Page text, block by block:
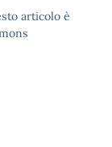
articolo è